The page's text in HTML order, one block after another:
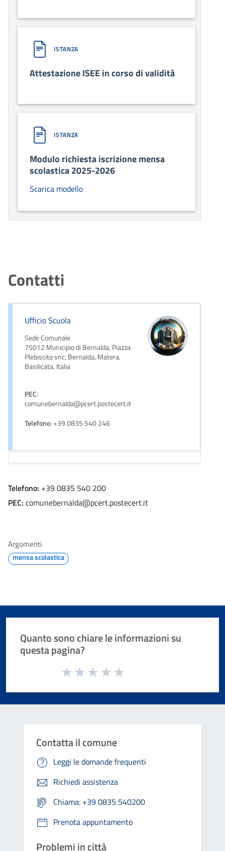
ISTANZA
Attestazione ISEE in corso di validità
ISTANZA
Modulo richiesta iscrizione mensa
scolastica 2025-2026
Scarica modello
Contatti
Ufficio Scuola
Sede Comunale
75012 Municipio di Bernalda, Piazza
Plebiscito snc, Bernalda, Matera,
Basilicata, Italia
PEC:
comunebernalda@pcert.postecert.it
Telefono: +39 0835 540 246
Telefono: +39 0835 540 200
PEC: comunebernalda@pcert.postecert.it
Argomenti
mensa scolastica
Quanto sono chiare le informazioni su
questa pagina?
Valuta da 1 a 5 stelle la pagina
Contatta il comune
Leggi le domande frequenti
Richiedi assistenza
Chiama: +39 0835 540200
Prenota appuntamento
Problemi in città